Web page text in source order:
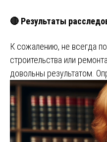
🔴 Результаты
К сожалению, не всегда
строительства или
довольны результатом.